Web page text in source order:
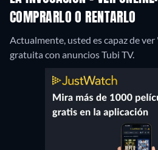
COMPRARLO O RENTARLO
Actualmente, usted es capaz de
gratuita con anuncios Tubi TV.